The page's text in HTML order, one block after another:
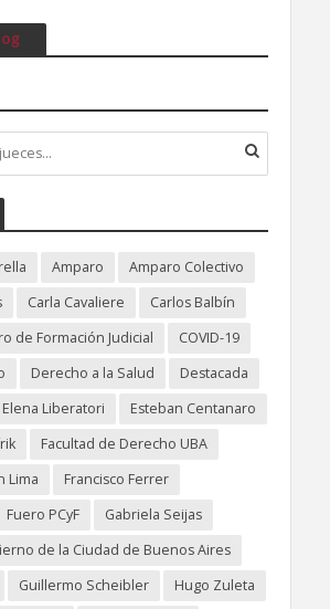
Amparo
Amparo Colectivo
Carla Cavaliere
Carlos Balbín
de Formación Judicial
COVID-19
Derecho a la Salud
Destacada
Elena Liberatori
Esteban Centanaro
Facultad de Derecho UBA
Lima
Francisco Ferrer
Fuero PCyF
Gabriela Seijas
de la Ciudad de Buenos Aires
Guillermo Scheibler
Hugo Zuleta